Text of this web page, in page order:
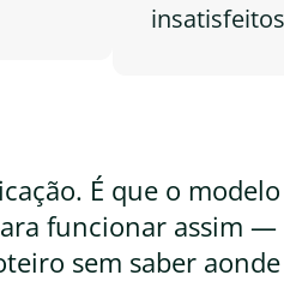
É que o
funcionar assim —
sem saber